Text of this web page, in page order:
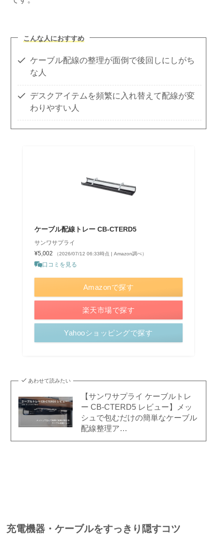
こんな人におすすめ
ケーブル配線の整理が面倒で後回しにしがち
な人
デスクアイテムを頻繁に入れ替えて配線が変
わりやすい人
ケーブル配線トレー CB-CTERD5
サンワサプライ
¥5,002
（2026/07/12 06:33時点 | Amazon調べ）
口コミを見る
Amazonで探す
楽天市場で探す
Yahooショッピングで探す
あわせて読みたい
【サンワサプライ ケーブルトレ
ー CB-CTERD5 レビュー】メッ
シュで包むだけの簡単なケーブル
配線整理ア…
充電機器・ケーブルをすっきり隠すコツ